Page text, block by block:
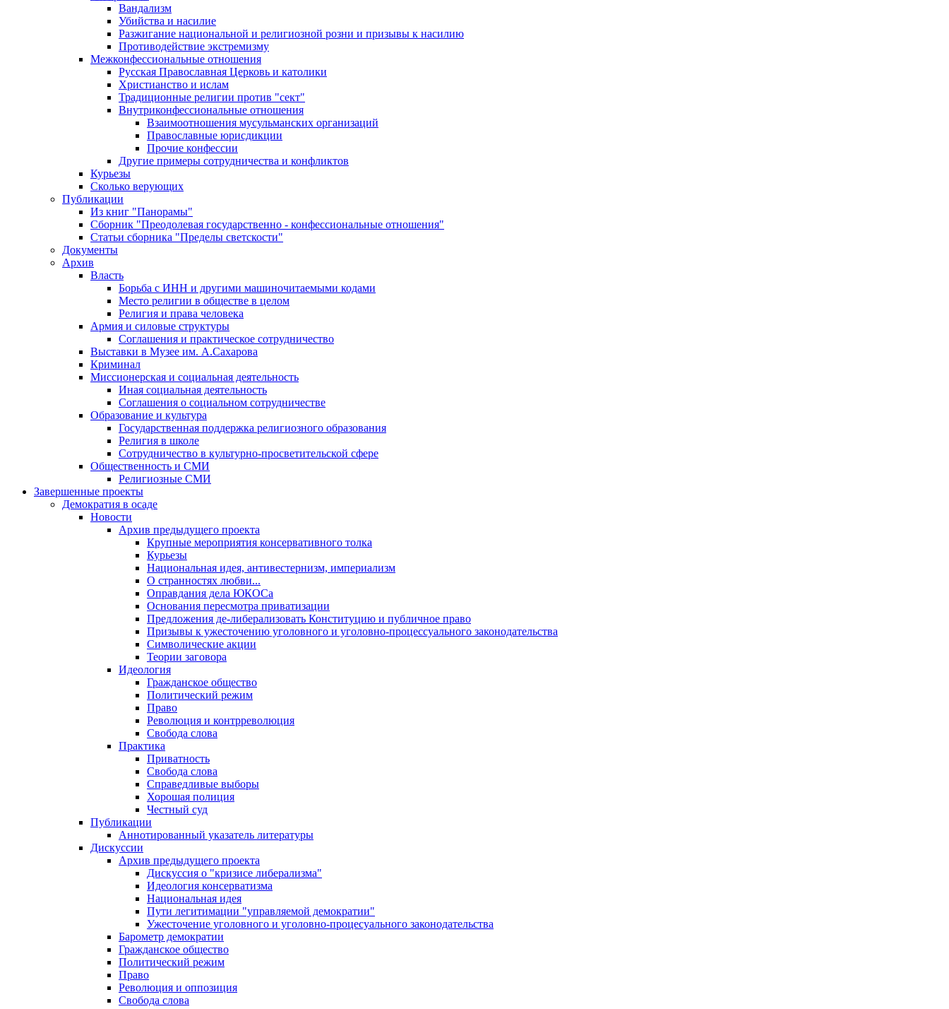
Вандализм
Убийства и насилие
Разжигание национальной и религиозной розни и призывы к насилию
Противодействие экстремизму
Межконфессиональные отношения
Русская Православная Церковь и католики
Христианство и ислам
Традиционные религии против "сект"
Внутриконфессиональные отношения
Взаимоотношения мусульманских организаций
Православные юрисдикции
Прочие конфессии
Другие примеры сотрудничества и конфликтов
Курьезы
Сколько верующих
Публикации
Из книг "Панорамы"
Сборник "Преодолевая государственно - конфессиональные отношения"
Статьи сборника "Пределы светскости"
Документы
Архив
Власть
Борьба с ИНН и другими машиночитаемыми кодами
Место религии в обществе в целом
Религия и права человека
Армия и силовые структуры
Соглашения и практическое сотрудничество
Выставки в Музее им. А.Сахарова
Криминал
Миссионерская и социальная деятельность
Иная социальная деятельность
Соглашения о социальном сотрудничестве
Образование и культура
Государственная поддержка религиозного образования
Религия в школе
Сотрудничество в культурно-просветительской сфере
Общественность и СМИ
Религиозные СМИ
Завершенные проекты
Демократия в осаде
Новости
Архив предыдущего проекта
Крупные мероприятия консервативного толка
Курьезы
Национальная идея, антивестернизм, империализм
О странностях любви...
Оправдания дела ЮКОСа
Основания пересмотра приватизации
Предложения де-либерализовать Конституцию и публичное право
Призывы к ужесточению уголовного и уголовно-процессуального законодательства
Символические акции
Теории заговора
Идеология
Гражданское общество
Политический режим
Право
Революция и контрреволюция
Свобода слова
Практика
Приватность
Свобода слова
Справедливые выборы
Хорошая полиция
Честный суд
Публикации
Аннотированный указатель литературы
Дискуссии
Архив предыдущего проекта
Дискуссия о "кризисе либерализма"
Идеология консерватизма
Национальная идея
Пути легитимации "управляемой демократии"
Ужесточение уголовного и уголовно-процесуального законодательства
Барометр демократии
Гражданское общество
Политический режим
Право
Революция и оппозиция
Свобода слова